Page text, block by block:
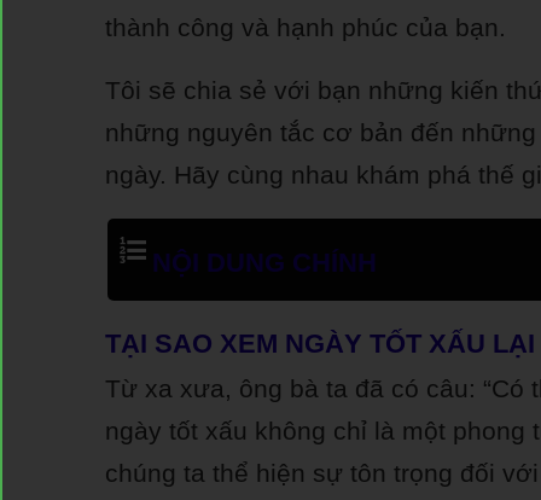
thành công và hạnh phúc của bạn.
Tôi sẽ chia sẻ với bạn những kiến
những nguyên tắc cơ bản đến
ngày. Hãy cùng nhau khám phá thế
NỘI DUNG CHÍNH
TẠI SAO XEM NGÀY TỐT XẤU
Từ xa xưa, ông bà ta đã có câu: “Có
ngày tốt xấu không chỉ là một phong
chúng ta thể hiện sự tôn trọng đối